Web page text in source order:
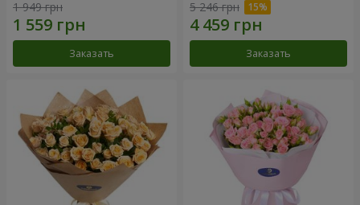
1 949 грн
Заказать
5 246 грн
Заказать